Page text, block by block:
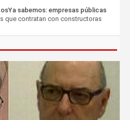
sabemos: empresas públicas
que contratan con constructoras